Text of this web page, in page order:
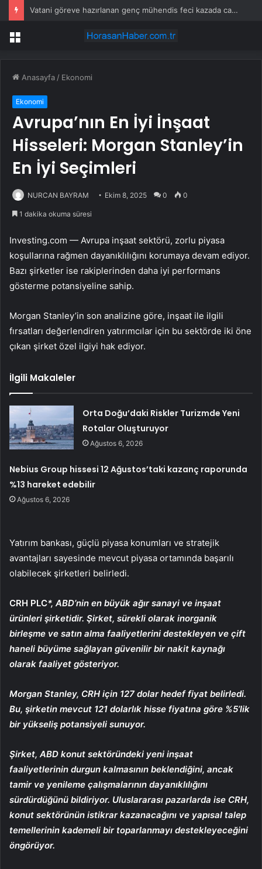
Vatani göreve hazırlanan genç mühendis feci kazada can verdi!
Menü
Anasayfa / Ekonomi
Ekonomi
Avrupa’nın En İyi İnşaat
Hisseleri: Morgan Stanley’in
En İyi Seçimleri
NURCAN BAYRAM Ekim 8, 2025 0 0
1 dakika okuma süresi
Investing.com — Avrupa inşaat sektörü, zorlu piyasa
koşullarına rağmen dayanıklılığını korumaya devam ediyor.
Bazı şirketler ise rakiplerinden daha iyi performans
gösterme potansiyeline sahip.
Morgan Stanley’in son analizine göre, inşaat ile ilgili
fırsatları değerlendiren yatırımcılar için bu sektörde iki öne
çıkan şirket özel ilgiyi hak ediyor.
İlgili Makaleler
Orta Doğu’daki Riskler Turizmde Yeni
Rotalar Oluşturuyor
Ağustos 6, 2026
Nebius Group hissesi 12 Ağustos’taki kazanç raporunda
%13 hareket edebilir
Ağustos 6, 2026
Yatırım bankası, güçlü piyasa konumları ve stratejik
avantajları sayesinde mevcut piyasa ortamında başarılı
olabilecek şirketleri belirledi.
CRH PLC*, ABD’nin en büyük ağır sanayi ve inşaat
ürünleri şirketidir. Şirket, sürekli olarak inorganik
birleşme ve satın alma faaliyetlerini destekleyen ve çift
haneli büyüme sağlayan güvenilir bir nakit kaynağı
olarak faaliyet gösteriyor.
Morgan Stanley, CRH için 127 dolar hedef fiyat belirledi.
Bu, şirketin mevcut 121 dolarlık hisse fiyatına göre %5’lik
bir yükseliş potansiyeli sunuyor.
Şirket, ABD konut sektöründeki yeni inşaat
faaliyetlerinin durgun kalmasının beklendiğini, ancak
tamir ve yenileme çalışmalarının dayanıklılığını
sürdürdüğünü bildiriyor. Uluslararası pazarlarda ise CRH,
konut sektörünün istikrar kazanacağını ve yapısal talep
temellerinin kademeli bir toparlanmayı destekleyeceğini
öngörüyor.